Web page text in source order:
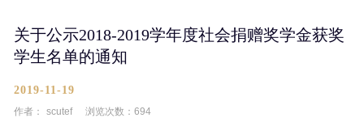
关于公示2018-2019学年度社会捐赠奖学金获奖
学生名单的通知
2019-11-19
作者： scutef 浏览次数： 694